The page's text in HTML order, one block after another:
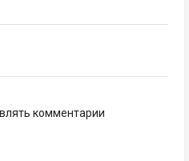
комментарии